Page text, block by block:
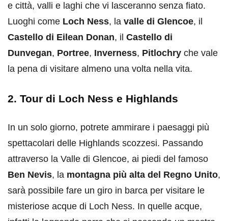
e città, valli e laghi che vi lasceranno senza fiato.
Luoghi come Loch Ness, la valle di Glencoe, il
Castello di Eilean Donan, il Castello di
Dunvegan, Portree, Inverness, Pitlochry che vale
la pena di visitare almeno una volta nella vita.
2. Tour di Loch Ness e Highlands
In un solo giorno, potrete ammirare i paesaggi più
spettacolari delle Highlands scozzesi. Passando
attraverso la Valle di Glencoe, ai piedi del famoso
Ben Nevis, la montagna più alta del Regno Unito,
sarà possibile fare un giro in barca per visitare le
misteriose acque di Loch Ness. In quelle acque,